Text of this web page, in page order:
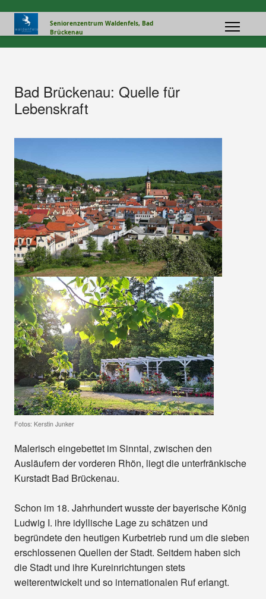
Seniorenzentrum Waldenfels, Bad
Brückenau
Bad Brückenau: Quelle für
Lebenskraft
Fotos: Kerstin Junker
Malerisch eingebettet im Sinntal, zwischen den
Ausläufern der vorderen Rhön, liegt die unterfränkische
Kurstadt Bad Brückenau.
Schon im 18. Jahrhundert wusste der bayerische König
Ludwig I. ihre idyllische Lage zu schätzen und
begründete den heutigen Kurbetrieb rund um die sieben
erschlossenen Quellen der Stadt. Seitdem haben sich
die Stadt und ihre Kureinrichtungen stets
weiterentwickelt und so internationalen Ruf erlangt.